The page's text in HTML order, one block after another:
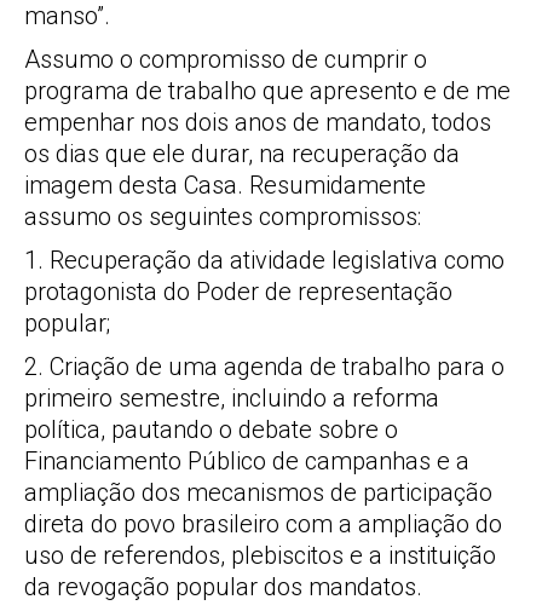
manso”.
Assumo o compromisso de cumprir o
programa de trabalho que apresento e de me
empenhar nos dois anos de mandato, todos
os dias que ele durar, na recuperação da
imagem desta Casa. Resumidamente
assumo os seguintes compromissos:
1. Recuperação da atividade legislativa como
protagonista do Poder de representação
popular;
2. Criação de uma agenda de trabalho para o
primeiro semestre, incluindo a reforma
política, pautando o debate sobre o
Financiamento Público de campanhas e a
ampliação dos mecanismos de participação
direta do povo brasileiro com a ampliação do
uso de referendos, plebiscitos e a instituição
da revogação popular dos mandatos.